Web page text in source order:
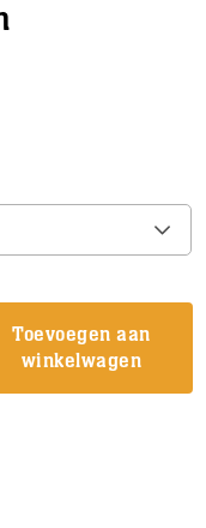
Toevoegen aan
winkelwagen